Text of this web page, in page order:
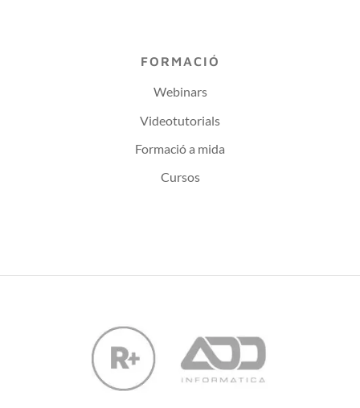
FORMACIÓ
Webinars
Videotutorials
Formació a mida
Cursos